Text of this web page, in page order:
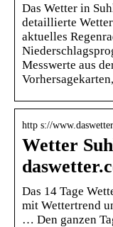
Das Wetter in
detaillierte
aktuelles
Messwerte aus
http s://
Wetter
Das 14 Tage
mit Wettertrend
… Den ganzen